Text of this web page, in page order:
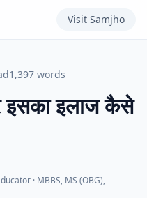
Visit Samjho
1,397 words
इसका इलाज कैसे
· MBBS, MS (OBG),